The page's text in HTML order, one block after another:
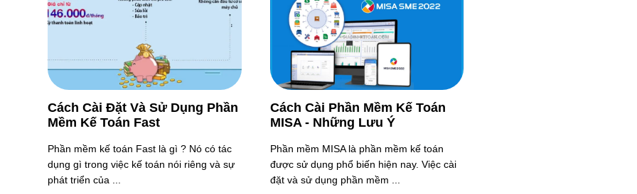
Cách Cài Đặt Và Sử Dụng Phần
Mềm Kế Toán Fast
Phần mềm kế toán Fast là gì ? Nó có tác
dụng gì trong việc kế toán nói riêng và sự
phát triển của ...
Cách Cài Phần Mềm Kế Toán
MISA - Những Lưu Ý
Phần mềm MISA là phần mềm kế toán
được sử dụng phổ biến hiện nay. Việc cài
đặt và sử dụng phần mềm ...